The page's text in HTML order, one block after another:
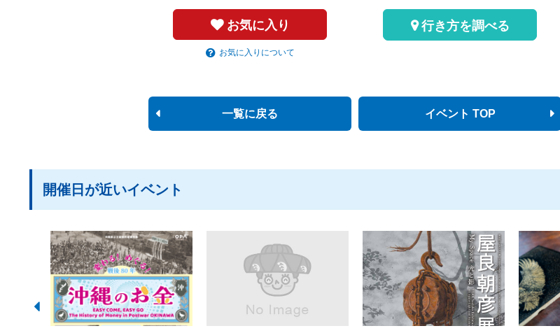
お気に入り
お気に入りについて
行き方を調べる
一覧に戻る イベント TOP
開催日が近いイベント